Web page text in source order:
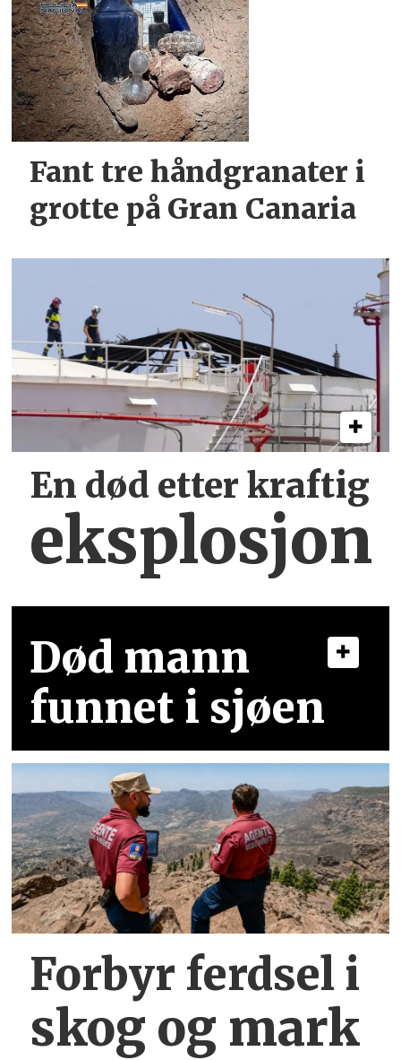
Fant tre håndgranater i
grotte på Gran Canaria
En død etter kraftig
eksplosjon
Død mann
funnet i sjøen
Forbyr ferdsel i
skog og mark